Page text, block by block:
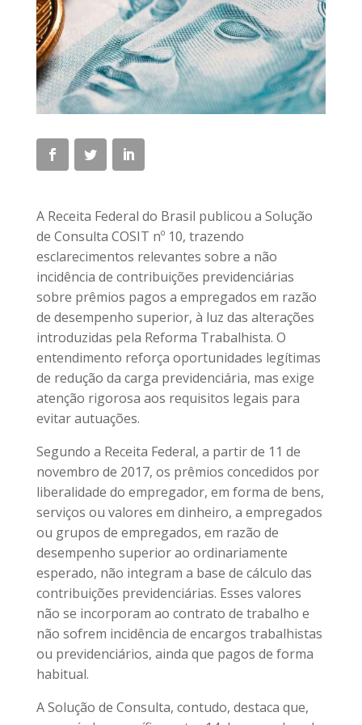
A Receita Federal do Brasil publicou a Solução
de Consulta COSIT nº 10, trazendo
esclarecimentos relevantes sobre a não
incidência de contribuições previdenciárias
sobre prêmios pagos a empregados em razão
de desempenho superior, à luz das alterações
introduzidas pela Reforma Trabalhista. O
entendimento reforça oportunidades legítimas
de redução da carga previdenciária, mas exige
atenção rigorosa aos requisitos legais para
evitar autuações.
Segundo a Receita Federal, a partir de 11 de
novembro de 2017, os prêmios concedidos por
liberalidade do empregador, em forma de bens,
serviços ou valores em dinheiro, a empregados
ou grupos de empregados, em razão de
desempenho superior ao ordinariamente
esperado, não integram a base de cálculo das
contribuições previdenciárias. Esses valores
não se incorporam ao contrato de trabalho e
não sofrem incidência de encargos trabalhistas
ou previdenciários, ainda que pagos de forma
habitual.
A Solução de Consulta, contudo, destaca que,